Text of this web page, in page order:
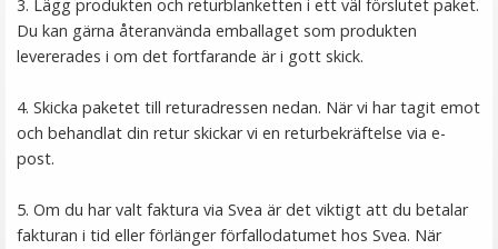
3. Lägg produkten och returblanketten i ett väl förslutet paket.
Du kan gärna återanvända emballaget som produkten
levererades i om det fortfarande är i gott skick.
4. Skicka paketet till returadressen nedan. När vi har tagit emot
och behandlat din retur skickar vi en returbekräftelse via e-
post.
5. Om du har valt faktura via Svea är det viktigt att du betalar
fakturan i tid eller förlänger förfallodatumet hos Svea. När